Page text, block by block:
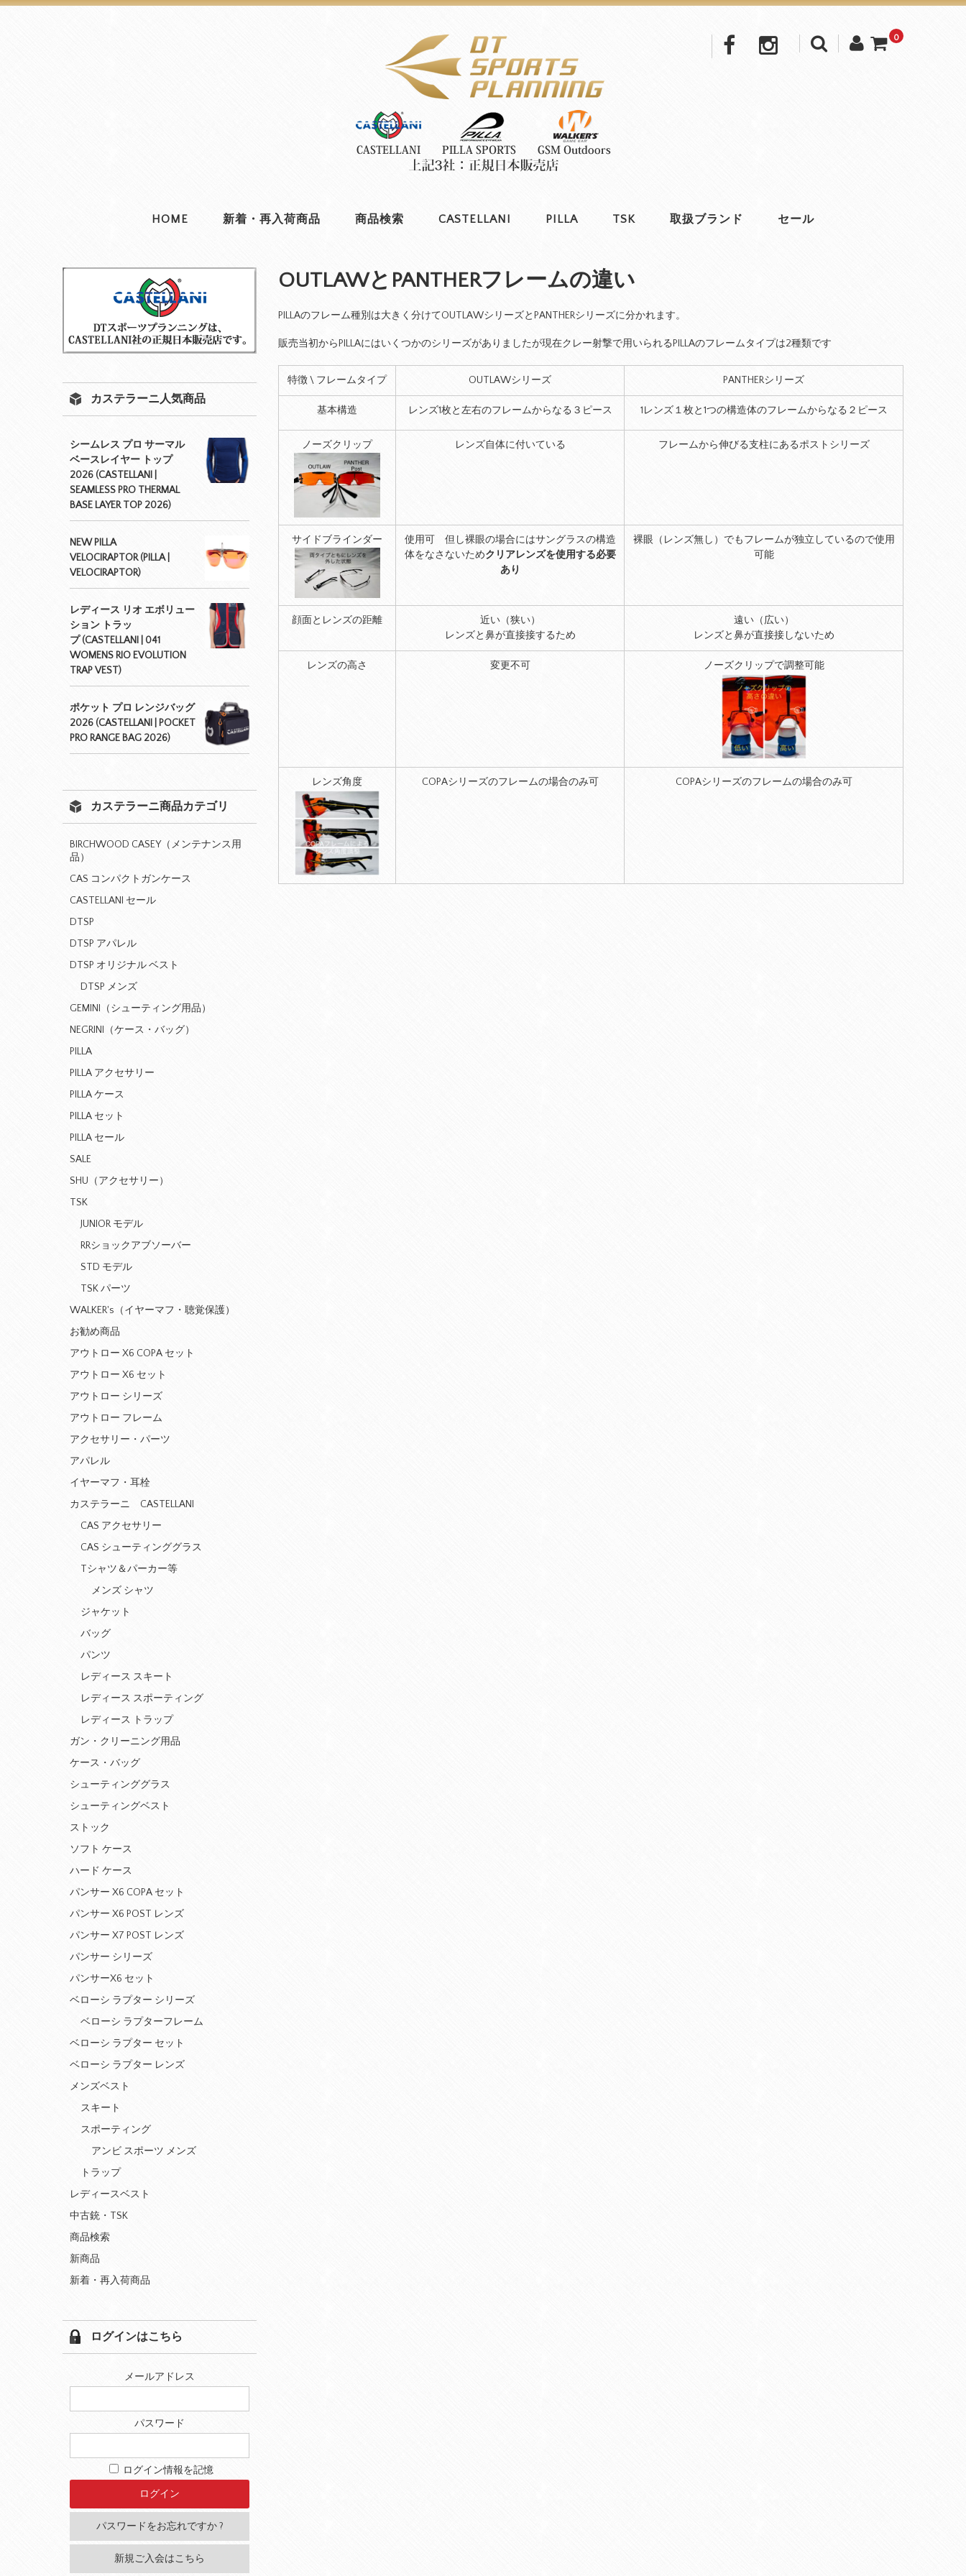
0
HOME 新着・再入荷商品 商品検索 CASTELLANI PILLA TSK 取扱ブランド セール
OUTLAWとPANTHERフレームの違い
PILLAのフレーム種別は大きく分けてOUTLAWシリーズとPANTHERシリーズに分かれます。
販売当初からPILLAにはいくつかのシリーズがありましたが現在クレー射撃で用いられるPILLAのフレームタイプは2種類です
特徴 \ フレームタイプ OUTLAWシリーズ PANTHERシリーズ
基本構造 レンズ1枚と左右のフレームからなる３ピース 1レンズ１枚と1つの構造体のフレームからなる２ピース
ノーズクリップ レンズ自体に付いている フレームから伸びる支柱にあるポストシリーズ
サイドブラインダー
使用可 但し裸眼の場合にはサングラスの構造
体をなさないためクリアレンズを使用する必要
あり
裸眼（レンズ無し）でもフレームが独立しているので使用
可能
顔面とレンズの距離
近い（狭い）
レンズと鼻が直接接するため
遠い（広い）
レンズと鼻が直接接しないため
レンズの高さ 変更不可 ノーズクリップで調整可能
レンズ角度 COPAシリーズのフレームの場合のみ可 COPAシリーズのフレームの場合のみ可
カステラーニ人気商品
シームレス プロ サーマル
ベースレイヤー トップ
2026 (CASTELLANI |
SEAMLESS PRO THERMAL
BASE LAYER TOP 2026)
NEW PILLA
VELOCIRAPTOR (PILLA |
VELOCIRAPTOR)
レディース リオ エボリュー
ション トラッ
プ (CASTELLANI | 041
WOMENS RIO EVOLUTION
TRAP VEST)
ポケット プロ レンジバッグ
2026 (CASTELLANI | POCKET
PRO RANGE BAG 2026)
カステラーニ商品カテゴリ
BIRCHWOOD CASEY（メンテナンス用
品）
CAS コンパクトガンケース
CASTELLANI セール
DTSP
DTSP アパレル
DTSP オリジナル ベスト
DTSP メンズ
GEMINI（シューティング用品）
NEGRINI（ケース・バッグ）
PILLA
PILLA アクセサリー
PILLA ケース
PILLA セット
PILLA セール
SALE
SHU（アクセサリー）
TSK
JUNIOR モデル
RRショックアブソーバー
STD モデル
TSK パーツ
WALKER's（イヤーマフ・聴覚保護）
お勧め商品
アウトロー X6 COPA セット
アウトロー X6 セット
アウトロー シリーズ
アウトロー フレーム
アクセサリー・パーツ
アパレル
イヤーマフ・耳栓
カステラーニ CASTELLANI
CAS アクセサリー
CAS シューティンググラス
Tシャツ＆パーカー等
メンズ シャツ
ジャケット
バッグ
パンツ
レディース スキート
レディース スポーティング
レディース トラップ
ガン・クリーニング用品
ケース・バッグ
シューティンググラス
シューティングベスト
ストック
ソフト ケース
ハード ケース
パンサー X6 COPA セット
パンサー X6 POST レンズ
パンサー X7 POST レンズ
パンサー シリーズ
パンサーX6 セット
ベローシ ラプター シリーズ
ベローシ ラプターフレーム
ベローシ ラプター セット
ベローシ ラプター レンズ
メンズベスト
スキート
スポーティング
アンビ スポーツ メンズ
トラップ
レディースベスト
中古銃・TSK
商品検索
新商品
新着・再入荷商品
ログインはこちら
メールアドレス
パスワード
ログイン情報を記憶
パスワードをお忘れですか ?
新規ご入会はこちら